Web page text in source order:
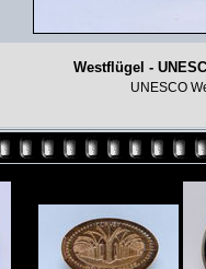
Westflügel -
UNESCO